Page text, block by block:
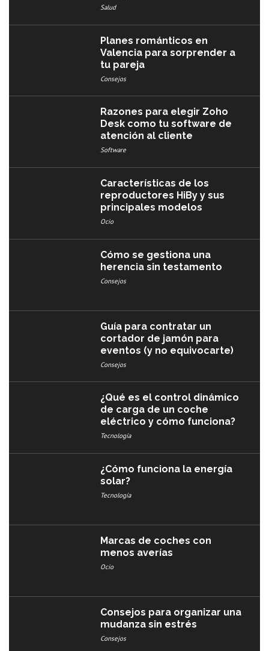
Salud
Planes románticos en
Valencia para sorprender a
tu pareja
Consejos
Razones para elegir Zoho
Desk como tu software de
atención al cliente
Software
Características de los
reproductores HiBy y sus
principales modelos
Ocio
Cómo se gestiona una
herencia sin testamento
Consejos
Guía para contratar un
cortador de jamón para
eventos (y no equivocarte)
Consejos
¿Qué es el control dinámico
de carga de un coche
eléctrico y cómo funciona?
Tecnología
¿Cómo funciona la energía
solar?
Tecnología
Marcas de coches con
menos averías​
Ocio
Consejos para organizar una
mudanza sin estrés
Consejos